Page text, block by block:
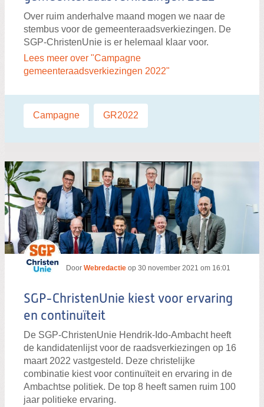
Over ruim anderhalve maand mogen we naar de
stembus voor de gemeenteraadsverkiezingen. De
SGP-ChristenUnie is er helemaal klaar voor.
Lees meer over "Campagne
gemeenteraadsverkiezingen 2022"
Labels:
Campagne GR2022
Door Webredactie op 30 november 2021 om 16:01
SGP-ChristenUnie kiest voor ervaring
en continuïteit
De SGP-ChristenUnie Hendrik-Ido-Ambacht heeft
de kandidatenlijst voor de raadsverkiezingen op 16
maart 2022 vastgesteld. Deze christelijke
combinatie kiest voor continuïteit en ervaring in de
Ambachtse politiek. De top 8 heeft samen ruim 100
jaar politieke ervaring.